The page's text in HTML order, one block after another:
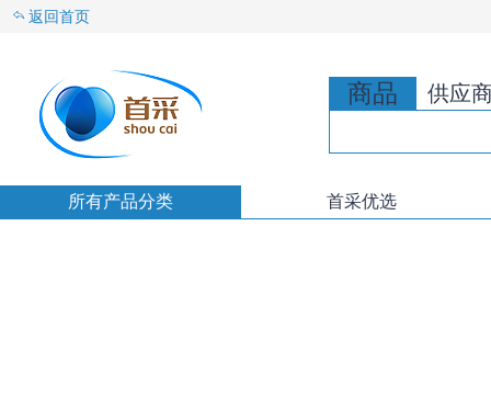
返回首页
商品 供应
所有产品分类 首采优选